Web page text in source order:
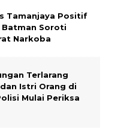
Tamanjaya Positif
Batman Soroti
Narkoba
Terlarang
Istri Orang di
Mulai Periksa